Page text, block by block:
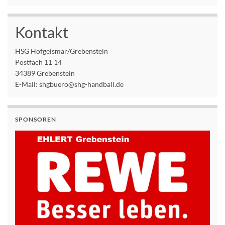
Kontakt
HSG Hofgeismar/Grebenstein
Postfach 11 14
34389 Grebenstein
E-Mail: shgbuero@shg-handball.de
SPONSOREN